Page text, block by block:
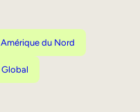
Amérique du Nord
Global